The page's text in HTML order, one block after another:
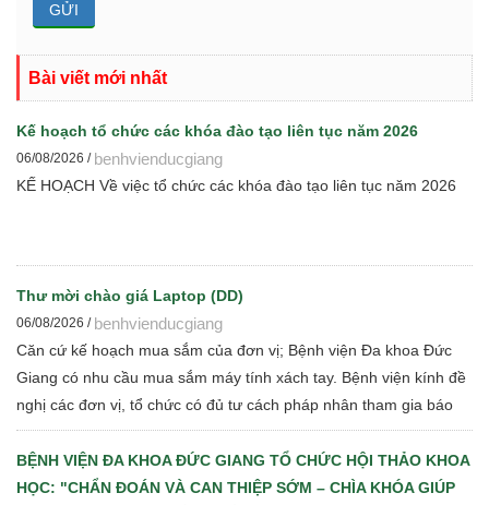
Bài viết mới nhất
Kế hoạch tổ chức các khóa đào tạo liên tục năm 2026
06/08/2026 / benhvienducgiang
KẾ HOẠCH Về việc tổ chức các khóa đào tạo liên tục năm 2026
Thư mời chào giá Laptop (DD)
06/08/2026 / benhvienducgiang
Căn cứ kế hoạch mua sắm của đơn vị; Bệnh viện Đa khoa Đức
Giang có nhu cầu mua sắm máy tính xách tay. Bệnh viện kính đề
nghị các đơn vị, tổ chức có đủ tư cách pháp nhân tham gia báo
giá cạnh tranh để Bệnh viện thực hiện các bước đấu thầu theo
quy định hiện hành
BỆNH VIỆN ĐA KHOA ĐỨC GIANG TỔ CHỨC HỘI THẢO KHOA
HỌC: "CHẨN ĐOÁN VÀ CAN THIỆP SỚM – CHÌA KHÓA GIÚP